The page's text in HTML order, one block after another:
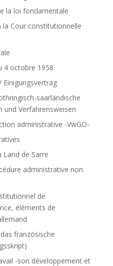
la loi fondamentale
la Cour constitutionnelle
4 octobre 1958
Einigungsvertrag
saarländische
und Verfahrensweisen
administrative -VwGO-
Land de Sarre
administrative non
de
éléments de
französische
-son développement et